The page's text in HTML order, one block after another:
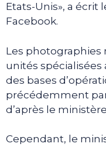
Etats-Unis», a écrit
Facebook.
Les
unités
des bases
précédemment
d’après le
Cependant, le